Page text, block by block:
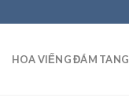
HOA VIẾNG ĐÁM TANG